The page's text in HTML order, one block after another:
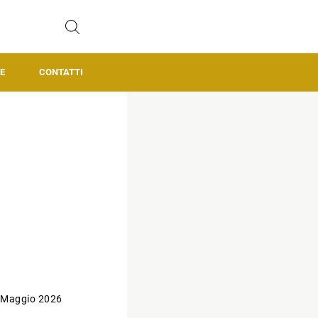
CONTATTI
2026